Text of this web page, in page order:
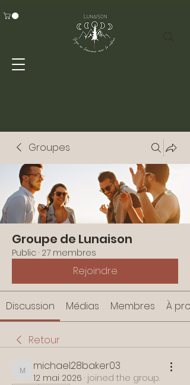
Groupes
Groupe de Lunaison
Public · 27 membres
Rejoindre
Discussion Médias Membres À
Retour
michael28baker03
michael28baker03
12 mai 2026 · joined the group.